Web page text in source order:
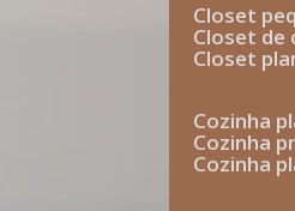
closet
closet
closet
cozinha
cozinha
cozinha